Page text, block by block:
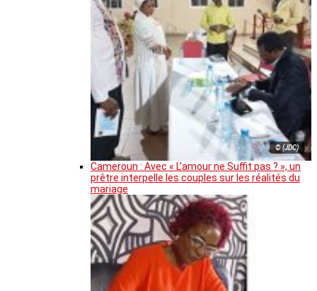
© (JDC)
Cameroun : Avec « L’amour ne Suffit pas ? », un
prêtre interpelle les couples sur les réalités du
mariage